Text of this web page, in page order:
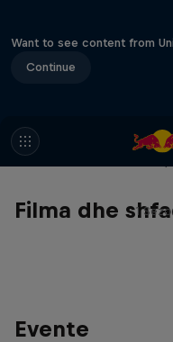
Want to see content from
Continue
Filma dhe 1
Evente